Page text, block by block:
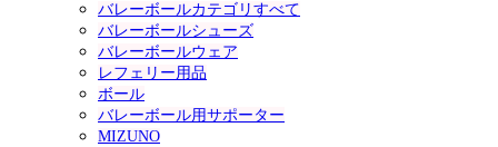
バレーボールカテゴリすべて
バレーボールシューズ
バレーボールウェア
レフェリー用品
ボール
バレーボール用サポーター
MIZUNO